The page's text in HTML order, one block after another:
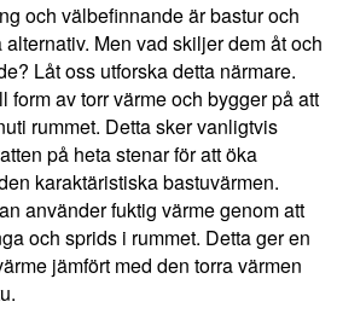
och välbefinnande är bastur och
Men vad skiljer dem åt och
Låt oss utforska detta närmare.
form av torr värme och bygger på att
rummet. Detta sker vanligtvis
på heta stenar för att öka
karaktäristiska bastuvärmen.
använder fuktig värme genom att
och sprids i rummet. Detta ger en
jämfört med den torra värmen